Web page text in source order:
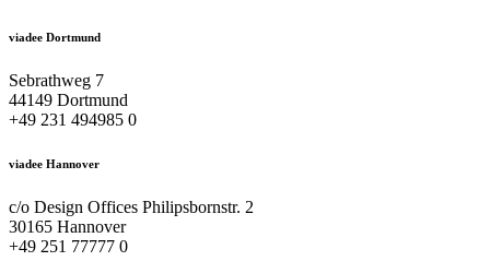
viadee Dortmund
Sebrathweg 7
44149 Dortmund
+49 231 494985 0
viadee Hannover
c/o Design Offices Philipsbornstr. 2
30165 Hannover
+49 251 77777 0